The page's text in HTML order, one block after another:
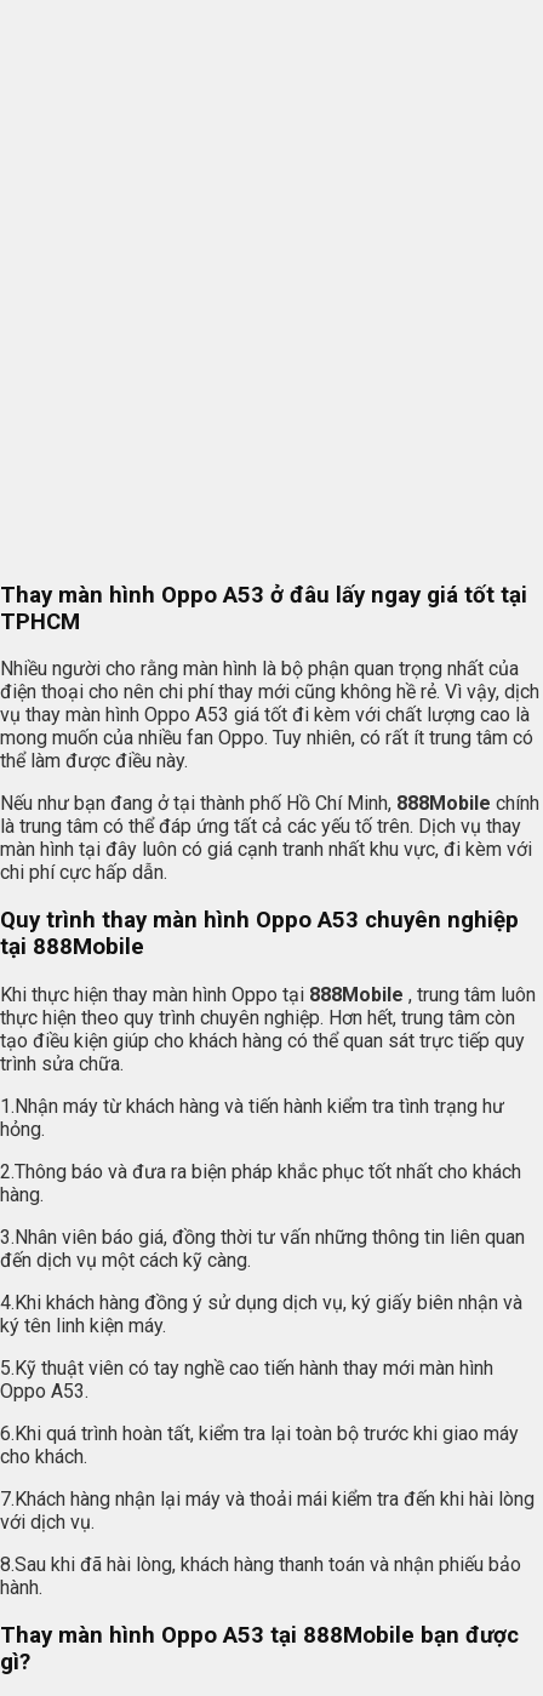
Thay màn hình Oppo A53 ở đâu lấy ngay giá tốt tại
TPHCM
Nhiều người cho rằng màn hình là bộ phận quan trọng nhất của
điện thoại cho nên chi phí thay mới cũng không hề rẻ. Vì vậy, dịch
vụ thay màn hình Oppo A53 giá tốt đi kèm với chất lượng cao là
mong muốn của nhiều fan Oppo. Tuy nhiên, có rất ít trung tâm có
thể làm được điều này.
Nếu như bạn đang ở tại thành phố Hồ Chí Minh, 888Mobile chính
là trung tâm có thể đáp ứng tất cả các yếu tố trên. Dịch vụ thay
màn hình tại đây luôn có giá cạnh tranh nhất khu vực, đi kèm với
chi phí cực hấp dẫn.
Quy trình thay màn hình Oppo A53 chuyên nghiệp
tại 888Mobile
Khi thực hiện thay màn hình Oppo tại 888Mobile , trung tâm luôn
thực hiện theo quy trình chuyên nghiệp. Hơn hết, trung tâm còn
tạo điều kiện giúp cho khách hàng có thể quan sát trực tiếp quy
trình sửa chữa.
1.Nhận máy từ khách hàng và tiến hành kiểm tra tình trạng hư
hỏng.
2.Thông báo và đưa ra biện pháp khắc phục tốt nhất cho khách
hàng.
3.Nhân viên báo giá, đồng thời tư vấn những thông tin liên quan
đến dịch vụ một cách kỹ càng.
4.Khi khách hàng đồng ý sử dụng dịch vụ, ký giấy biên nhận và
ký tên linh kiện máy.
5.Kỹ thuật viên có tay nghề cao tiến hành thay mới màn hình
Oppo A53.
6.Khi quá trình hoàn tất, kiểm tra lại toàn bộ trước khi giao máy
cho khách.
7.Khách hàng nhận lại máy và thoải mái kiểm tra đến khi hài lòng
với dịch vụ.
8.Sau khi đã hài lòng, khách hàng thanh toán và nhận phiếu bảo
hành.
Thay màn hình Oppo A53 tại 888Mobile bạn được
gì?